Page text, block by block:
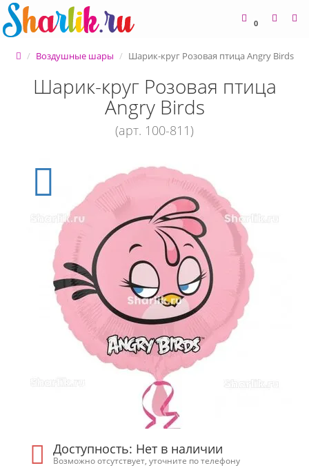
0
Воздушные шары Шарик-круг Розовая птица Angry Birds
Шарик-круг Розовая птица
Angry Birds
(арт. 100-811)
Доступность: Нет в наличии
Возможно отсутствует, уточните по телефону